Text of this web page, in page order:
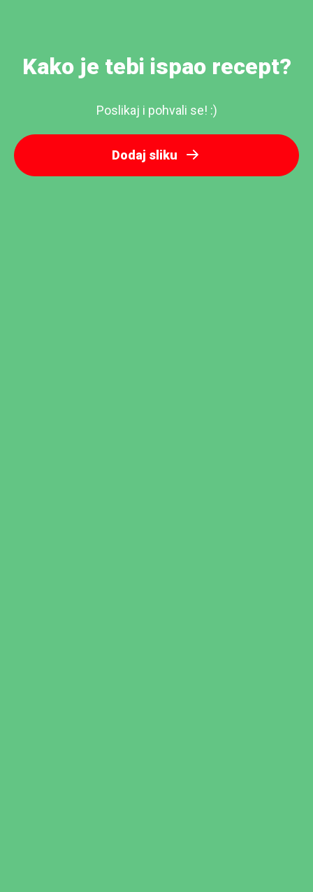
Kako je tebi ispao recept?
Poslikaj i pohvali se! :)
Dodaj sliku